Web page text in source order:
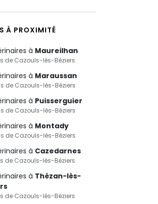
À PROXIMITÉ
à Maureilhan
de Cazouls-lès-Béziers
à Maraussan
de Cazouls-lès-Béziers
à Puisserguier
de Cazouls-lès-Béziers
à Montady
de Cazouls-lès-Béziers
à Cazedarnes
de Cazouls-lès-Béziers
à Thézan-lès-
de Cazouls-lès-Béziers